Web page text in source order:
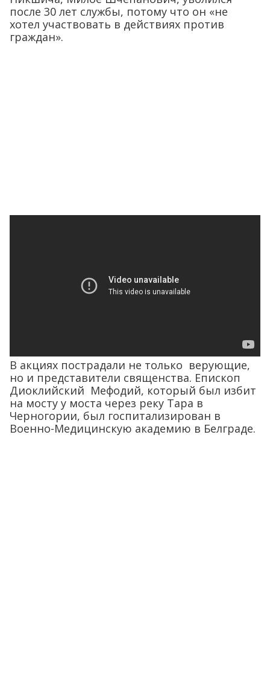
после 30 лет службы, потому что он «не
хотел участвовать в действиях против
граждан».
В акциях пострадали не только верующие,
но и представители священства. Епископ
Диоклийский Мефодий, который был избит
на мосту у моста через реку Тара в
Черногории, был госпитализирован в
Военно-Медицинскую академию в Белграде.